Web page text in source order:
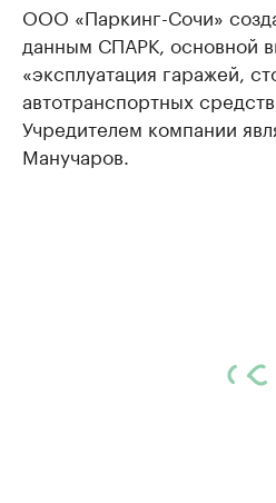
ООО «Паркинг-Сочи»
данным СПАРК, основной
«эксплуатация гаражей,
автотранспортных
Учредителем компании
Манучаров.